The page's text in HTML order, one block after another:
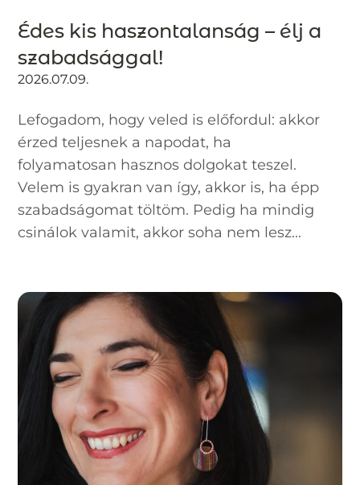
Édes kis haszontalanság – élj a
szabadsággal!
2026.07.09.
Lefogadom, hogy veled is előfordul: akkor
érzed teljesnek a napodat, ha
folyamatosan hasznos dolgokat teszel.
Velem is gyakran van így, akkor is, ha épp
szabadságomat töltöm. Pedig ha mindig
csinálok valamit, akkor soha nem lesz...